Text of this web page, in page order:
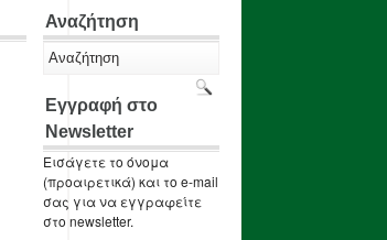
Αναζήτηση
Εγγραφή στο
Newsletter
Εισάγετε το όνομα
(προαιρετικά) και το e-mail
σας για να εγγραφείτε
στο newsletter.